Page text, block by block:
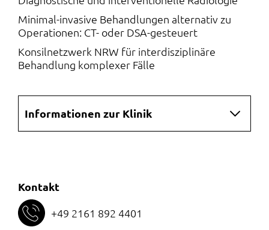
Minimal-invasive Behandlungen alternativ zu
Operationen: CT- oder DSA-gesteuert
Konsilnetzwerk NRW für interdisziplinäre
Behandlung komplexer Fälle
Navigation
überspringen
Informationen zur Klinik
Kontakt
+49 2161 892 4401